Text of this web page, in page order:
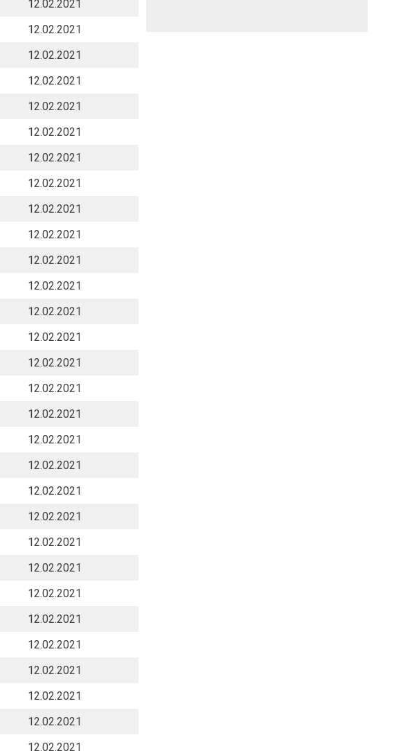
12.02.2021
12.02.2021
12.02.2021
12.02.2021
12.02.2021
12.02.2021
12.02.2021
12.02.2021
12.02.2021
12.02.2021
12.02.2021
12.02.2021
12.02.2021
12.02.2021
12.02.2021
12.02.2021
12.02.2021
12.02.2021
12.02.2021
12.02.2021
12.02.2021
12.02.2021
12.02.2021
12.02.2021
12.02.2021
12.02.2021
12.02.2021
12.02.2021
12.02.2021
12.02.2021